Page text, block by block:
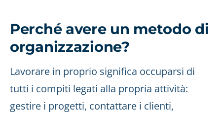
Perché avere un metodo di
organizzazione?
Lavorare in proprio significa occuparsi di
tutti i compiti legati alla propria attività:
gestire i progetti, contattare i clienti,